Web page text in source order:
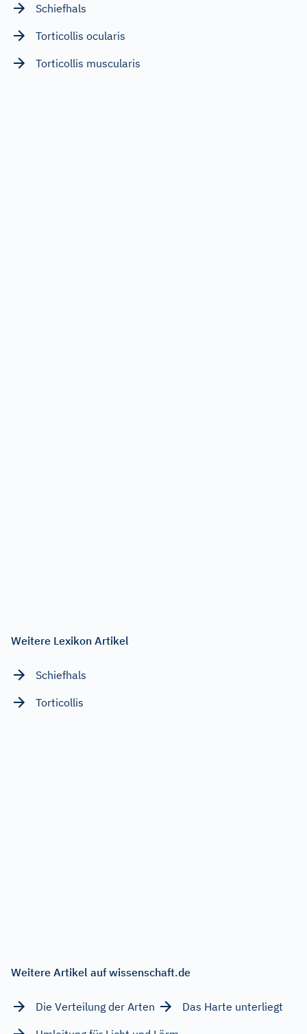
Schiefhals
Torticollis ocularis
Torticollis muscularis
Weitere Lexikon Artikel
Schiefhals
Torticollis
Weitere Artikel auf wissenschaft.de
Die Verteilung der Arten
Das Harte unterliegt